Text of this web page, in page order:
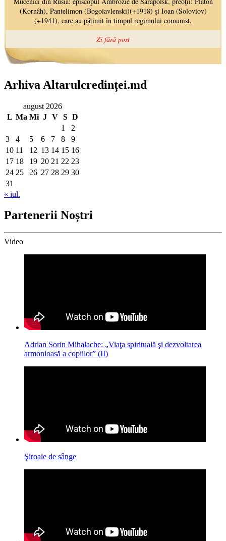
Arhiva Altarulcredinței.md
august 2026
L Ma Mi J V S D
1
2
3
4 5 6 7 8
9
10 11 12 13 14 15 16
17 18 19 20 21 22 23
24 25 26 27 28 29 30
31
« iul.
Partenerii Noștri
Video
Adrian Sorin Mihalache: „Viaţa spirituală şi dezvoltarea
armonioasă a copiilor” (II)
Şiroaie de sânge